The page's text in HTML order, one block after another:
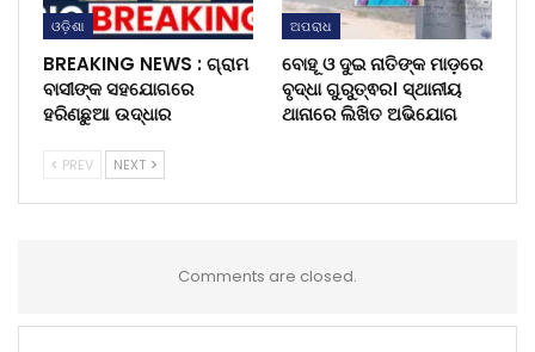
ଓଡ଼ିଶା
BREAKING NEWS : ଗ୍ରାମ
ବାସୀଙ୍କ ସହଯୋଗରେ
ହରିଣଛୁଆ ଉଦ୍ଧାର
ଅପରାଧ
ବୋହୂ ଓ ଦୁଇ ନାତିଙ୍କ ମାଡ଼ରେ
ବୃଦ୍ଧା ଗୁରୁତ୍ଵର। ସ୍ଥାନୀୟ
ଥାନାରେ ଲିଖିତ ଅଭିଯୋଗ
PREV NEXT
Comments are closed.